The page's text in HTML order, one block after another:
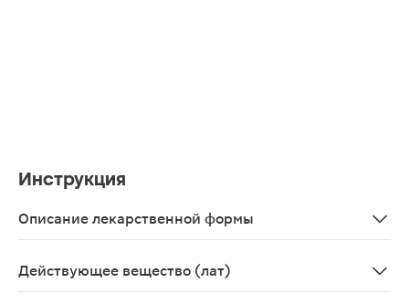
Инструкция
Описание лекарственной формы
Действующее вещество (лат)